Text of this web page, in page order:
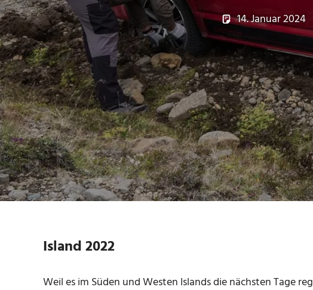
14. Januar 2024
Island 2022
Weil es im Süden und Westen Islands die nächsten Tage